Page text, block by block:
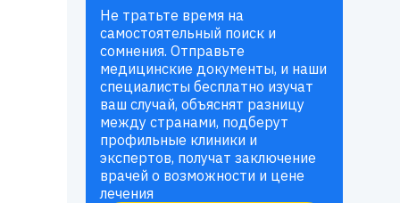
Не тратьте время на
самостоятельный поиск и
сомнения. Отправьте
медицинские документы, и наши
специалисты бесплатно изучат
ваш случай, объяснят разницу
между странами, подберут
профильные клиники и
экспертов, получат заключение
врачей о возможности и цене
лечения